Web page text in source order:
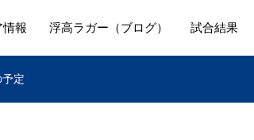
情報 浮高ラガー（ブログ） 試合結果
定